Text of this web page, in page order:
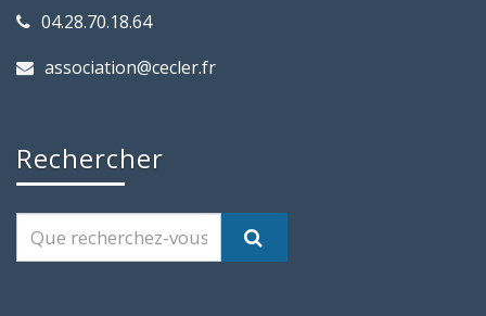
04.28.70.18.64
association@cecler.fr
Rechercher